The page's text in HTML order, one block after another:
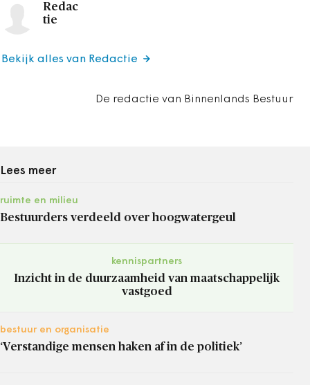
Redac
tie
De redactie van Binnenlands Bestuur
Bekijk alles van Redactie
Lees meer
ruimte en milieu
Bestuurders verdeeld over hoogwatergeul
kennispartners
Inzicht in de duurzaamheid van maatschappelijk
vastgoed
bestuur en organisatie
‘Verstandige mensen haken af in de politiek’